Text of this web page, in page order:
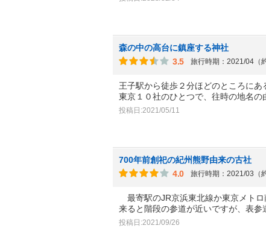
森の中の高台に鎮座する神社
3.5
旅行時期：2021/04（
王子駅から徒歩２分ほどのところにあ
東京１０社のひとつで、往時の地名
投稿日:2021/05/11
700年前創祀の紀州熊野由来の古社
4.0
旅行時期：2021/03（
最寄駅のJR京浜東北線か東京メト
来ると階段の参道が近いですが、表参
投稿日:2021/09/26